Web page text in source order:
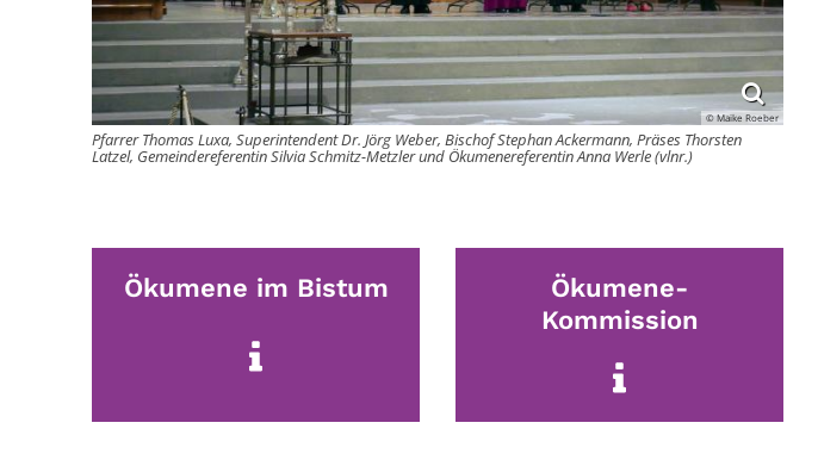
© Maike Roeber
Pfarrer Thomas Luxa, Superintendent Dr. Jörg Weber, Bischof Stephan Ackermann, Präses Thorsten
Latzel, Gemeindereferentin Silvia Schmitz-Metzler und Ökumenereferentin Anna Werle (vlnr.)
Ökumene im Bistum
Ökumene-
Kommission